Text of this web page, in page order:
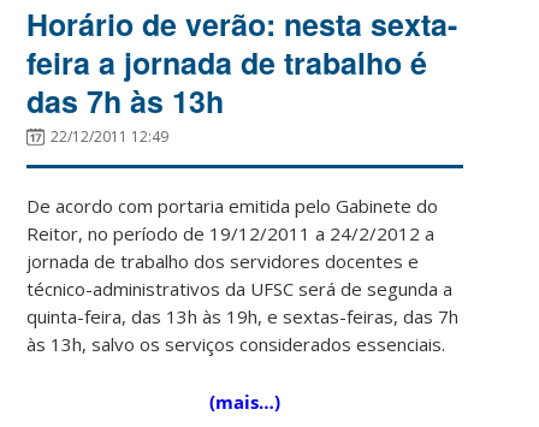
Horário de verão: nesta sexta-
feira a jornada de trabalho é
das 7h às 13h
22/12/2011 12:49
De acordo com portaria emitida pelo Gabinete do
Reitor, no período de 19/12/2011 a 24/2/2012 a
jornada de trabalho dos servidores docentes e
técnico-administrativos da UFSC será de segunda a
quinta-feira, das 13h às 19h, e sextas-feiras, das 7h
às 13h, salvo os serviços considerados essenciais.
(mais…)